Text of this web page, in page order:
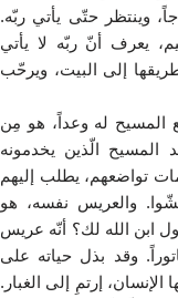
وينتظر حتّى يأتي ربّه.
يعرف أنّ ربّه لا يأتي
إلى البيت، ويرحّب
المسيح له وعداً، هو مِن
الّذين يخدمونه
تواضعهم، يطلب إليهم
والعريس نفسه، هو
ابن الله لك؟ أنّه عريس
وقد بذل حياته على
إرتمِ إلى الغبار.